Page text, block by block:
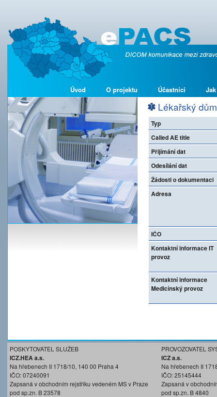
Úvod O projektu Účastníci
Lékařský
Typ
Called AE title
Přijímání dat
Odesílání dat
Žádosti o dokumentaci
Adresa
IČO
Kontaktní informace IT
provoz
Kontaktní informace
Medicínský provoz
POSKYTOVATEL SLUŽEB
ICZ.HEA a.s.
Na hřebenech II 1718/10, 140 00 Praha 4
IČO: 07240091
Zapsaná v obchodním rejstříku vedeném MS v Praze
pod sp.zn. B 23578
PROVOZOVATEL
ICZ a.s.
Na hřebenech II
IČO: 25145444
Zapsaná v
pod sp.zn. B 4840